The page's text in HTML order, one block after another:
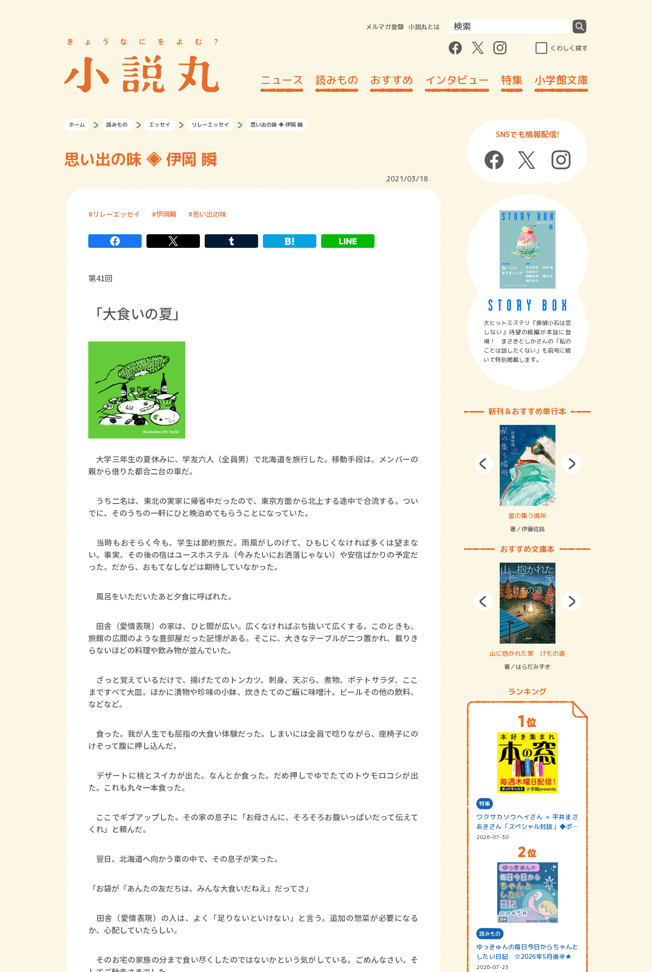
メルマガ登録 小説丸とは
くわしく探す
ニュース 読みもの おすすめ インタビュー 特集 小学館文庫
ホーム 読みもの エッセイ リレーエッセイ 思い出の味 ◈ 伊岡 瞬
思い出の味 ◈ 伊岡 瞬
2021/03/18
リレーエッセイ 伊岡瞬 思い出の味
第41回
「大食いの夏」
大学三年生の夏休みに、学友六人（全員男）で北海道を旅行した。移動手段は、メンバーの
親から借りた都合二台の車だ。
うち二名は、東北の実家に帰省中だったので、東京方面から北上する途中で合流する。つい
でに、そのうちの一軒にひと晩泊めてもらうことになっていた。
当時もおそらく今も、学生は節約旅だ。雨風がしのげて、ひもじくなければ多くは望まな
い。事実、その後の宿はユースホステル（今みたいにお洒落じゃない）や安宿ばかりの予定だ
った。だから、おもてなしなどは期待していなかった。
風呂をいただいたあと夕食に呼ばれた。
田舎（愛情表現）の家は、ひと間が広い。広くなければぶち抜いて広くする。このときも、
旅館の広間のような畳部屋だった記憶がある。そこに、大きなテーブルが二つ置かれ、載りき
らないほどの料理や飲み物が並んでいた。
ざっと覚えているだけで、揚げたてのトンカツ、刺身、天ぷら、煮物、ポテトサラダ、ここ
まですべて大皿。ほかに漬物や珍味の小鉢、炊きたてのご飯に味噌汁。ビールその他の飲料、
などなど。
食った。我が人生でも屈指の大食い体験だった。しまいには全員で唸りながら、座椅子にの
けぞって腹に押し込んだ。
デザートに桃とスイカが出た。なんとか食った。だめ押しでゆでたてのトウモロコシが出
た。これも丸々一本食った。
ここでギブアップした。その家の息子に「お母さんに、そろそろお腹いっぱいだって伝えて
くれ」と頼んだ。
翌日、北海道へ向かう車の中で、その息子が笑った。
「お袋が『あんたの友だちは、みんな大食いだねえ』だってさ」
田舎（愛情表現）の人は、よく「足りないといけない」と言う。追加の惣菜が必要になる
か、心配していたらしい。
そのお宅の家族の分まで食い尽くしたのではないかという気がしている。ごめんなさい。そ
SNSでも情報配信!
大ヒットミステリ『探偵小石は恋
しない』待望の続編が本誌に登
場！ まさきとしかさんの「私の
ことは話したくない」も前号に続
いて特別掲載します。
新刊＆おすすめ単行本
賞金稼ぎスリーサム！ 二重拘束の… 星の集う場所
著／伊藤佐凪
おすすめ文庫本
ロボット・イン・ザ・システム 山に抱かれた家 けもの道
著／はらだみずき
ランキング
特集
ワクサカソウヘイさん × 平井まさ
あきさん「スペシャル対談」◆ポッ
ドキャスト…
2026-07-30
読みもの
ゆっきゅんの毎日今日からちゃんと
したい日記 ☆2026年5月後半★
2026-07-23